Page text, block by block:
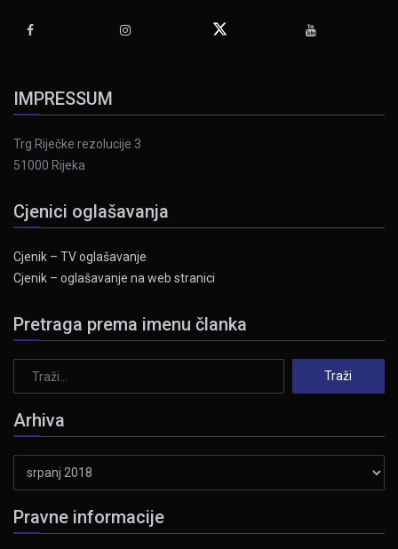
IMPRESSUM
Trg Riječke rezolucije 3
51000 Rijeka
Cjenici oglašavanja
Cjenik – TV oglašavanje
Cjenik – oglašavanje na web stranici
Pretraga prema imenu članka
Arhiva
Pravne informacije